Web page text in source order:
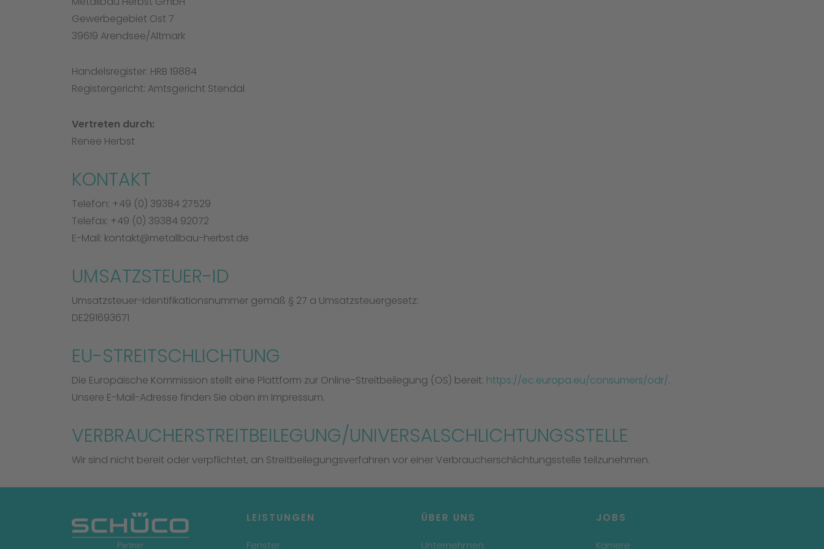
Gewerbegebiet Ost 7
39619 Arendsee/Altmark
Handelsregister: HRB 19884
Registergericht: Amtsgericht Stendal
Vertreten durch:
Renee Herbst
KONTAKT
Telefon: +49 (0) 39384 27529
Telefax: +49 (0) 39384 92072
E-Mail: kontakt@metallbau-herbst.de
UMSATZSTEUER-ID
Umsatzsteuer-Identifikationsnummer gemäß § 27 a Umsatzsteuergesetz:
DE291693671
EU-STREITSCHLICHTUNG
Die Europäische Kommission stellt eine Plattform zur Online-Streitbeilegung (OS) bereit: https://ec.europa.eu/consumers/odr/.
Unsere E-Mail-Adresse finden Sie oben im Impressum.
VERBRAUCHER­STREIT­BEILEGUNG/UNIVERSAL­SCHLICHTUNGS­STELLE
Wir sind nicht bereit oder verpflichtet, an Streitbeilegungsverfahren vor einer Verbraucherschlichtungsstelle teilzunehmen.
LEISTUNGEN
Fenster
ÜBER UNS
Unternehmen
JOBS
Karriere